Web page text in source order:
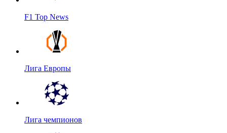
F1 Top News
Лига Европы
Лига чемпионов